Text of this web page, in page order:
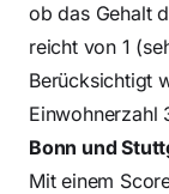
ob das Gehalt
reicht von 1
Berücksichtigt
Einwohnerzahl
Bonn und
Mit einem